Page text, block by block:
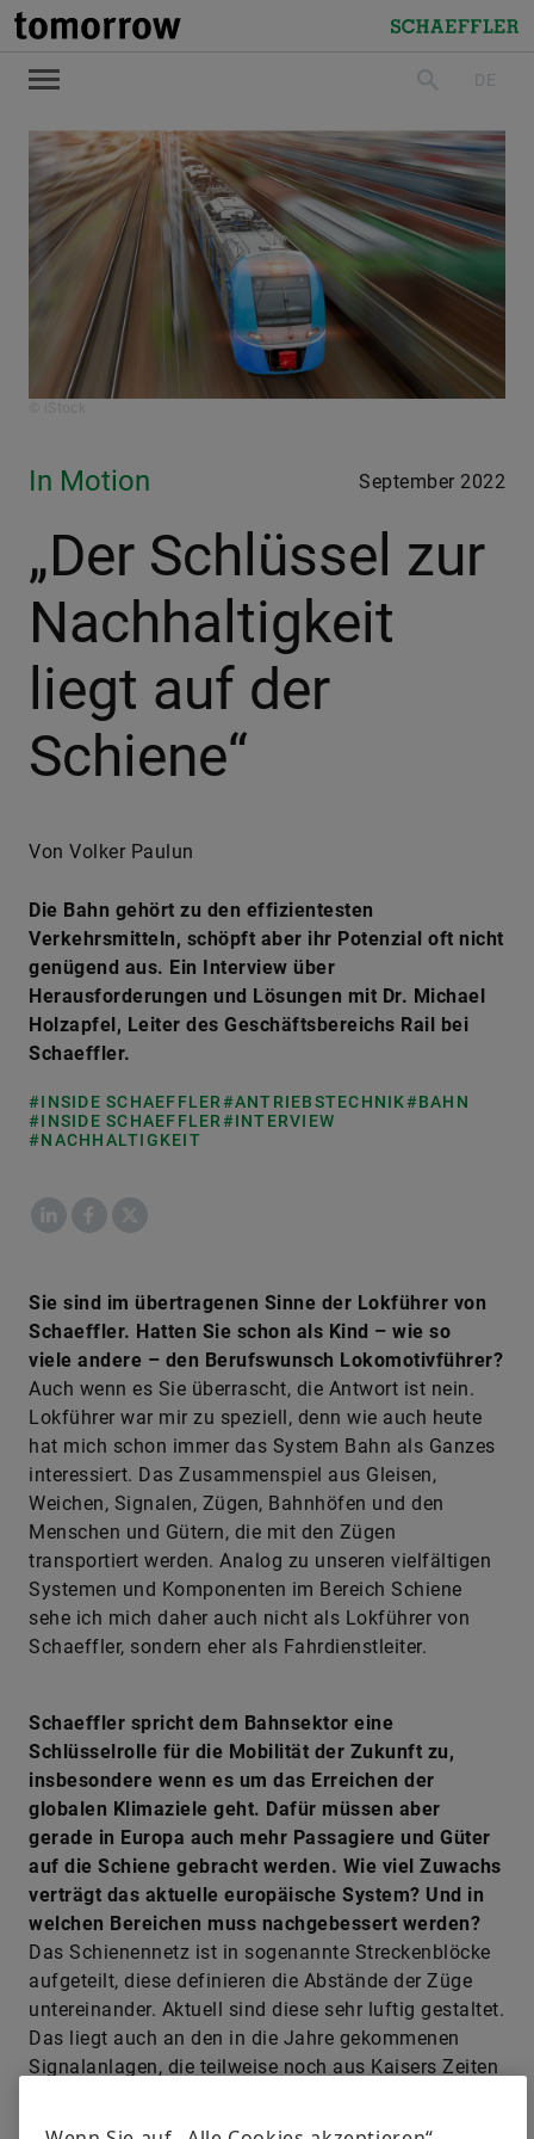
tomorrow
Schaeffler
suchenDE
In Motion September 2022
„Der Schlüssel zur
Nachhaltigkeit
liegt auf der
Schiene“
Von Volker Paulun
Die Bahn gehört zu den effizientesten
Verkehrsmitteln, schöpft aber ihr Potenzial oft nicht
genügend aus. Ein Interview über
Herausforderungen und Lösungen mit Dr. Michael
Holzapfel, Leiter des Geschäftsbereichs Rail bei
Schaeffler.
#INSIDE SCHAEFFLER#ANTRIEBSTECHNIK#BAHN
#INSIDE SCHAEFFLER#INTERVIEW
#NACHHALTIGKEIT
LinkedInFacebook
X
Sie sind im übertragenen Sinne der Lokführer von
Schaeffler. Hatten Sie schon als Kind – wie so
viele andere – den Berufswunsch Lokomotivführer?
Auch wenn es Sie überrascht, die Antwort ist nein.
Lokführer war mir zu speziell, denn wie auch heute
hat mich schon immer das System Bahn als Ganzes
interessiert. Das Zusammenspiel aus Gleisen,
Weichen, Signalen, Zügen, Bahnhöfen und den
Menschen und Gütern, die mit den Zügen
transportiert werden. Analog zu unseren vielfältigen
Systemen und Komponenten im Bereich Schiene
sehe ich mich daher auch nicht als Lokführer von
Schaeffler, sondern eher als Fahrdienstleiter.
Schaeffler spricht dem Bahnsektor eine
Schlüsselrolle für die Mobilität der Zukunft zu,
insbesondere wenn es um das Erreichen der
globalen Klimaziele geht. Dafür müssen aber
gerade in Europa auch mehr Passagiere und Güter
auf die Schiene gebracht werden. Wie viel Zuwachs
verträgt das aktuelle europäische System? Und in
welchen Bereichen muss nachgebessert werden?
Das Schienennetz ist in sogenannte Streckenblöcke
aufgeteilt, diese definieren die Abstände der Züge
untereinander. Aktuell sind diese sehr luftig gestaltet.
Das liegt auch an den in die Jahre gekommenen
Signalanlagen, die teilweise noch aus Kaisers Zeiten